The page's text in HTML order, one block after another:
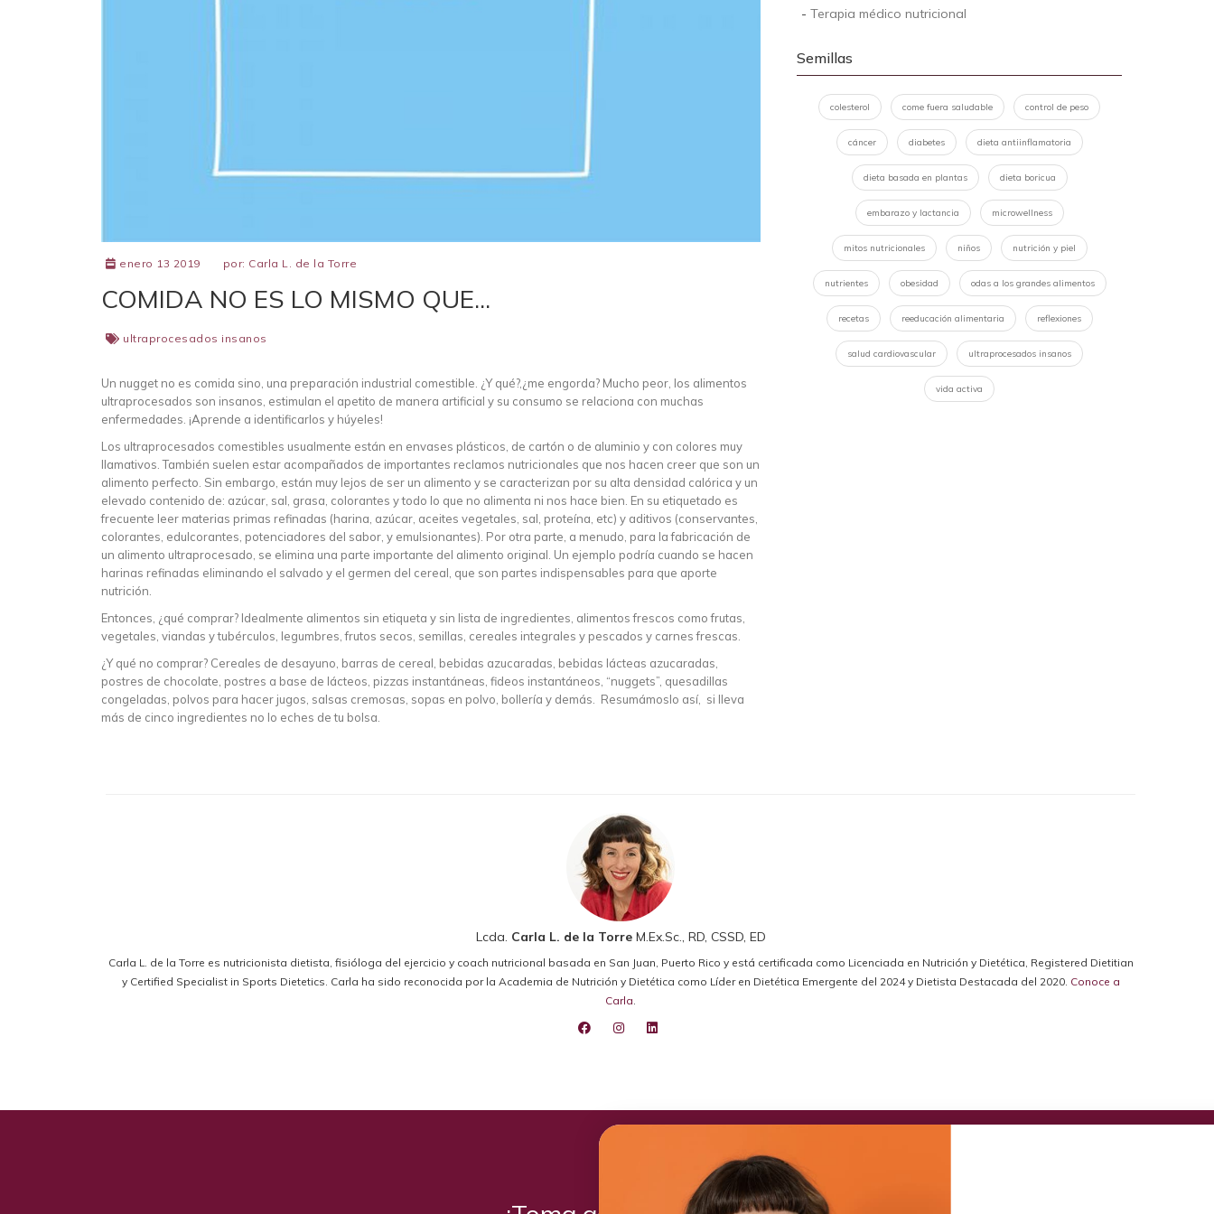
enero 13 2019 por: Carla L. de la Torre
COMIDA NO ES LO MISMO QUE...
ultraprocesados insanos
Un nugget no es comida sino, una preparación industrial comestible. ¿Y qué?,¿me engorda? Mucho peor, los alimentos
ultraprocesados son insanos, estimulan el apetito de manera artificial y su consumo se relaciona con muchas
enfermedades. ¡Aprende a identificarlos y húyeles!
Los ultraprocesados comestibles usualmente están en envases plásticos, de cartón o de aluminio y con colores muy
llamativos. También suelen estar acompañados de importantes reclamos nutricionales que nos hacen creer que son un
alimento perfecto. Sin embargo, están muy lejos de ser un alimento y se caracterizan por su alta densidad calórica y un
elevado contenido de: azúcar, sal, grasa, colorantes y todo lo que no alimenta ni nos hace bien. En su etiquetado es
frecuente leer materias primas refinadas (harina, azúcar, aceites vegetales, sal, proteína, etc) y aditivos (conservantes,
colorantes, edulcorantes, potenciadores del sabor, y emulsionantes). Por otra parte, a menudo, para la fabricación de
un alimento ultraprocesado, se elimina una parte importante del alimento original. Un ejemplo podría cuando se hacen
harinas refinadas eliminando el salvado y el germen del cereal, que son partes indispensables para que aporte
nutrición.
Entonces, ¿qué comprar? Idealmente alimentos sin etiqueta y sin lista de ingredientes, alimentos frescos como frutas,
vegetales, viandas y tubérculos, legumbres, frutos secos, semillas, cereales integrales y pescados y carnes frescas.
¿Y qué no comprar? Cereales de desayuno, barras de cereal, bebidas azucaradas, bebidas lácteas azucaradas,
postres de chocolate, postres a base de lácteos, pizzas instantáneas, fideos instantáneos, “nuggets”, quesadillas
congeladas, polvos para hacer jugos, salsas cremosas, sopas en polvo, bollería y demás. Resumámoslo así, si lleva
más de cinco ingredientes no lo eches de tu bolsa.
- Terapia médico nutricional
Semillas
colesterol come fuera saludable control de peso
cáncer diabetes dieta antiinflamatoria
dieta basada en plantas dieta boricua
embarazo y lactancia microwellness
mitos nutricionales niños nutrición y piel
nutrientes obesidad odas a los grandes alimentos
recetas reeducación alimentaria reflexiones
salud cardiovascular ultraprocesados insanos
vida activa
Lcda. Carla L. de la TorreM.Ex.Sc., RD, CSSD, ED
Carla L. de la Torre es nutricionista dietista, fisióloga del ejercicio y coach nutricional basada en San Juan, Puerto Rico y está certificada como Licenciada en Nutrición y Dietética, Registered Dietitian
y Certified Specialist in Sports Dietetics. Carla ha sido reconocida por la Academia de Nutrición y Dietética como Líder en Dietética Emergente del 2024 y Dietista Destacada del 2020. Conoce a
Carla.